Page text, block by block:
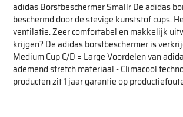
adidas Borstbeschermer Smallr De adidas
beschermd door de stevige kunststof cups.
ventilatie. Zeer comfortabel en makkelijk
krijgen? De adidas borstbeschermer is
Medium Cup C/D = Large Voordelen van
ademend stretch materiaal - Climacool
producten zit 1 jaar garantie op